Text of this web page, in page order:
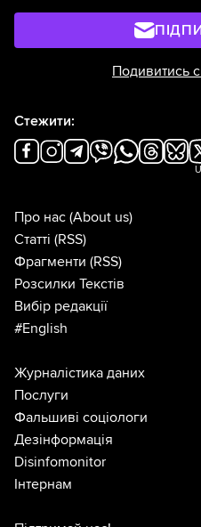
Подивитись
Стежити:
Про нас (About us)
Статті (RSS)
Фрагменти (RSS)
Розсилки Текстів
Вибір редакції
#English
Журналістика даних
Послуги
Фальшиві соціологи
Дезінформація
Disinfomonitor
Інтернам